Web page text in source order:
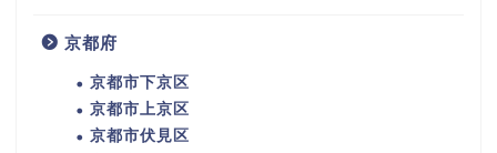
京都府
京都市下京区
京都市上京区
京都市伏見区